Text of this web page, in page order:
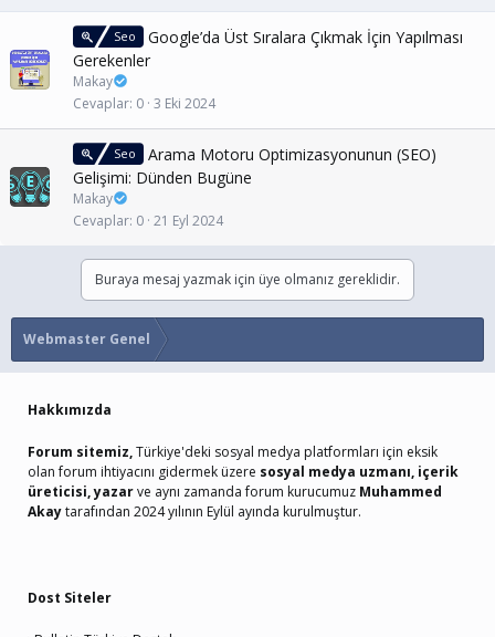
Seo
Google’da Üst Sıralara Çıkmak İçin Yapılması
Gerekenler
Makay
Cevaplar 0 3 Eki 2024
Seo
Arama Motoru Optimizasyonunun (SEO)
Gelişimi: Dünden Bugüne
Makay
Cevaplar 0 21 Eyl 2024
Buraya mesaj yazmak için üye olmanız gereklidir.
Webmaster Genel
Hakkımızda
Forum sitemiz,Türkiye'deki sosyal medya platformları için eksik
olan forum ihtiyacını gidermek üzere sosyal medya uzmanı, içerik
üreticisi, yazarve aynı zamanda forum kurucumuz Muhammed
Akaytarafından 2024 yılının Eylül ayında kurulmuştur.
Dost Siteler